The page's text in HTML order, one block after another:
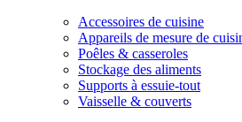
Accessoires de cuisine
Appareils de mesure de
Poêles & casseroles
Stockage des aliments
Supports à essuie-tout
Vaisselle & couverts